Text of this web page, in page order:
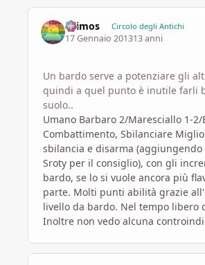
Drimos Circolo degli Antichi
17 Gennaio 201313 anni
Un bardo serve a potenziare gli
quindi a quel punto è inutile farli
suolo..
Umano Barbaro 2/Maresciallo 1-
Combattimento, Sbilanciare
sbilancia e disarma
Sroty per il consiglio), con gli
bardo, se lo si vuole ancora più
parte. Molti punti abilità grazie
livello da bardo. Nel tempo libero
Inoltre non vedo alcuna